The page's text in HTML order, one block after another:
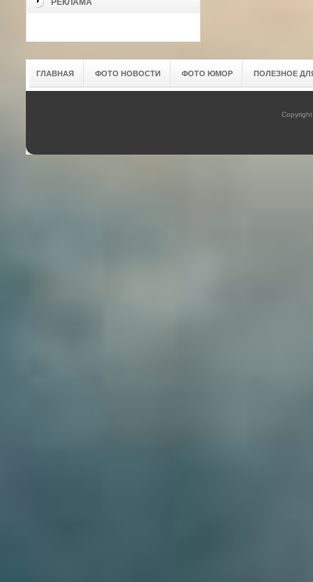
РЕКЛАМА
ГЛАВНАЯ ФОТО НОВОСТИ ФОТО ЮМОР ПОЛЕЗНОЕ